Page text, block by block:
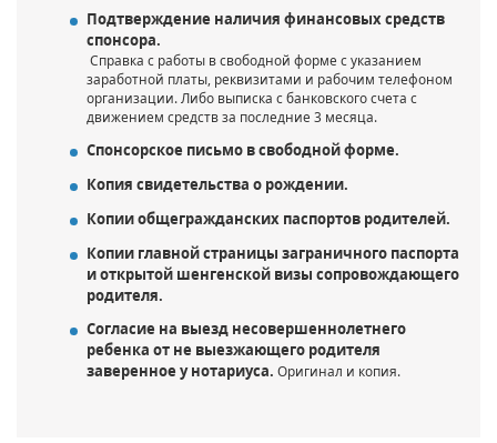
Подтверждение наличия финансовых средств
спонсора.
Справка с работы в свободной форме с указанием
заработной платы, реквизитами и рабочим телефоном
организации. Либо выписка с банковского счета с
движением средств за последние 3 месяца.
Спонсорское письмо в свободной форме.
Копия свидетельства о рождении.
Копии общегражданских паспортов родителей.
Копии главной страницы заграничного паспорта
и открытой шенгенской визы сопровождающего
родителя.
Согласие на выезд несовершеннолетнего
ребенка от не выезжающего родителя
заверенное у нотариуса. Оригинал и копия.